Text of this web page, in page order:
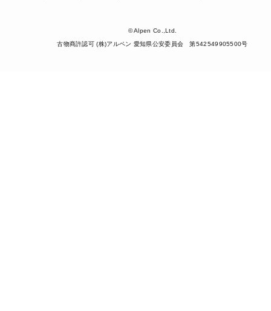
© Alpen Co.,Ltd.
古物商許認可 (株)アルペン 愛知県公安委員会 第542549905500号